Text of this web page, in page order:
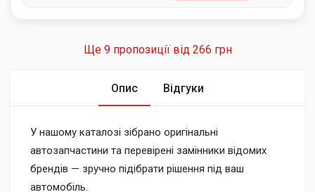
Ще 9 пропозиції від 266 грн
Опис Відгуки
У нашому каталозі зібрано оригінальні
автозапчастини та перевірені замінники відомих
брендів — зручно підібрати рішення під ваш
автомобіль.